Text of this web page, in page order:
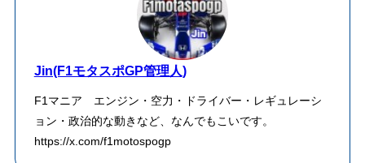
Jin(F1モタスポGP管理人)
F1マニア エンジン・空力・ドライバー・レギュレーシ
ョン・政治的な動きなど、なんでもこいです。
https://x.com/f1motospogp